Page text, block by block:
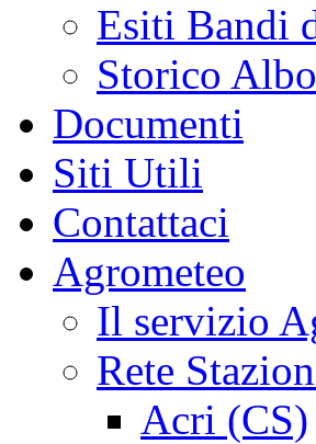
Esiti Bandi
Storico
Documenti
Siti Utili
Contattaci
Agrometeo
Il servizio
Rete
Acri (CS)